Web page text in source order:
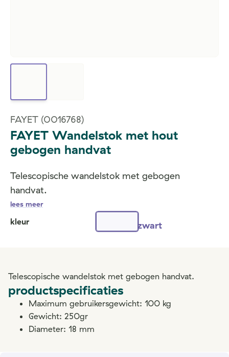
FAYET (0016768)
FAYET Wandelstok met hout
gebogen handvat
Telescopische wandelstok met gebogen
handvat.
lees meer
kleur zwart
Telescopische wandelstok met gebogen handvat.
productspecificaties
Maximum gebruikersgewicht: 100 kg
Gewicht: 250gr
Diameter: 18 mm